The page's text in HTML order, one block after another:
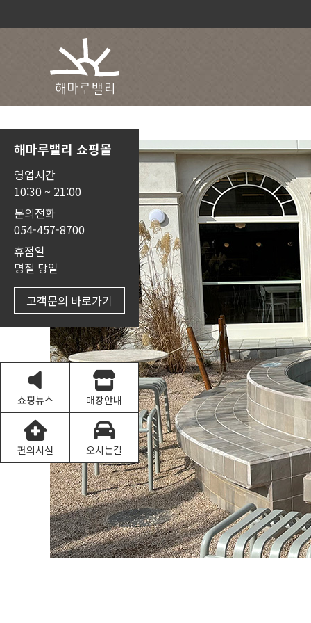
해마루밸리 쇼핑몰
영업시간
10:30 ~ 21:00
문의전화
054-457-8700
휴점일
명절 당일
고객문의 바로가기
쇼핑뉴스 매장안내
편의시설 오시는길